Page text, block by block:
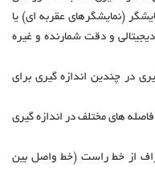
(نمایشگرهای عقربه ای) یا
و دقت شمارنده و غیره
در چندین اندازه گیری برای
های مختلف در اندازه گیری
از خط راست (خط واصل بین